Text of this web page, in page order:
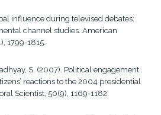
influence during televised debates:
channel studies. American
1799-1815.
S. (2007). Political engagement
reactions to the 2004 presidential
Scientist, 50(9), 1169-1182.